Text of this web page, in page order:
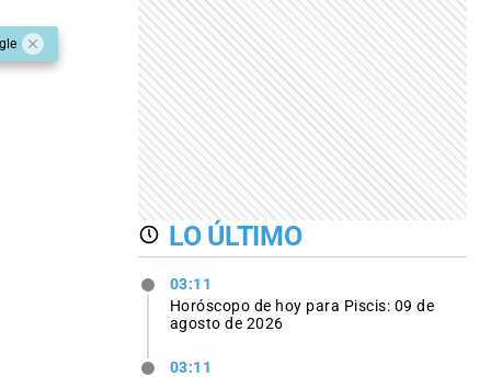
LO ÚLTIMO
03:11
Horóscopo de hoy para Piscis: 09 de
agosto de 2026
03:11